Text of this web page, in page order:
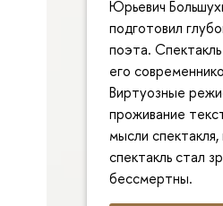
Юрьевич
подготовил
поэта.
его
Виртуозные
проживание
мысли
спектакль стал
бессмертны.